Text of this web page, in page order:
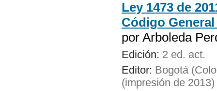
Ley 1473 de
Código
por Arboleda
Edición: 2 ed. act.
Editor: Bogotá
(impresión de 2013)